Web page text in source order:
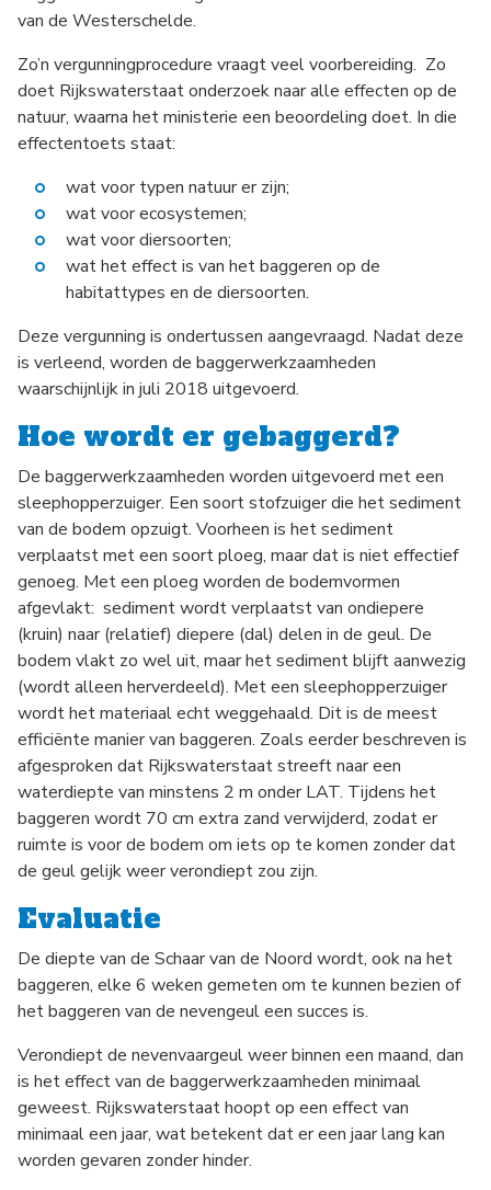
van de Westerschelde.
Zo’n vergunningprocedure vraagt veel voorbereiding. Zo
doet Rijkswaterstaat onderzoek naar alle effecten op de
natuur, waarna het ministerie een beoordeling doet. In die
effectentoets staat:
wat voor typen natuur er zijn;
wat voor ecosystemen;
wat voor diersoorten;
wat het effect is van het baggeren op de
habitattypes en de diersoorten.
Deze vergunning is ondertussen aangevraagd. Nadat deze
is verleend, worden de baggerwerkzaamheden
waarschijnlijk in juli 2018 uitgevoerd.
Hoe wordt er gebaggerd?
De baggerwerkzaamheden worden uitgevoerd met een
sleephopperzuiger. Een soort stofzuiger die het sediment
van de bodem opzuigt. Voorheen is het sediment
verplaatst met een soort ploeg, maar dat is niet effectief
genoeg. Met een ploeg worden de bodemvormen
afgevlakt: sediment wordt verplaatst van ondiepere
(kruin) naar (relatief) diepere (dal) delen in de geul. De
bodem vlakt zo wel uit, maar het sediment blijft aanwezig
(wordt alleen herverdeeld). Met een sleephopperzuiger
wordt het materiaal echt weggehaald. Dit is de meest
efficiënte manier van baggeren. Zoals eerder beschreven is
afgesproken dat Rijkswaterstaat streeft naar een
waterdiepte van minstens 2 m onder LAT. Tijdens het
baggeren wordt 70 cm extra zand verwijderd, zodat er
ruimte is voor de bodem om iets op te komen zonder dat
de geul gelijk weer verondiept zou zijn.
Evaluatie
De diepte van de Schaar van de Noord wordt, ook na het
baggeren, elke 6 weken gemeten om te kunnen bezien of
het baggeren van de nevengeul een succes is.
Verondiept de nevenvaargeul weer binnen een maand, dan
is het effect van de baggerwerkzaamheden minimaal
geweest. Rijkswaterstaat hoopt op een effect van
minimaal een jaar, wat betekent dat er een jaar lang kan
worden gevaren zonder hinder.